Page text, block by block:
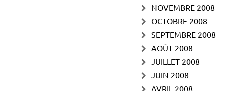
NOVEMBRE 2008
OCTOBRE 2008
SEPTEMBRE 2008
AOÛT 2008
JUILLET 2008
JUIN 2008
AVRIL 2008